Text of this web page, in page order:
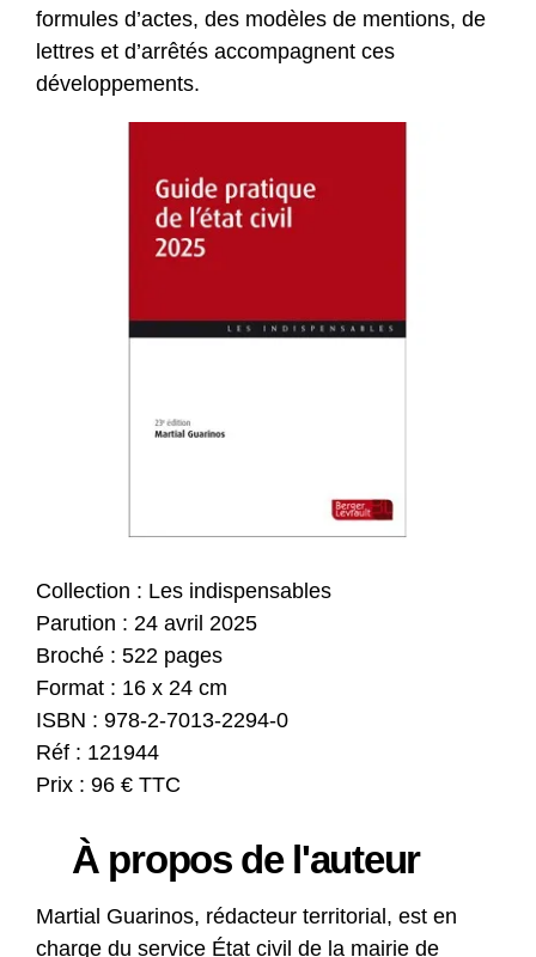
formules d’actes, des modèles de mentions, de
lettres et d’arrêtés accompagnent ces
développements.
Collection : Les indispensables
Parution : 24 avril 2025
Broché : 522 pages
Format : 16 x 24 cm
ISBN : 978-2-7013-2294-0
Réf : 121944
Prix : 96 € TTC
À propos de l'auteur
Martial Guarinos, rédacteur territorial, est en
charge du service État civil de la mairie de